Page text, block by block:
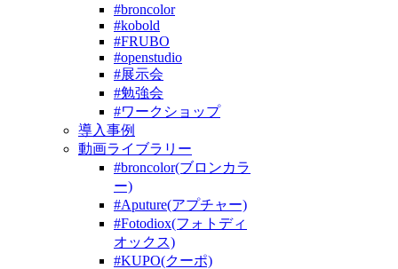
#broncolor
#kobold
#FRUBO
#openstudio
#展示会
#勉強会
#ワークショップ
導入事例
動画ライブラリー
#broncolor(ブロンカラ
ー)
#Aputure(アプチャー)
#Fotodiox(フォトディ
オックス)
#KUPO(クーポ)